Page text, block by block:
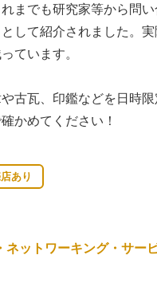
までも研究家等から問
として紹介されました。
ています。
古瓦、印鑑などを日時
かめてください！
あり
ネットワーキング・サー